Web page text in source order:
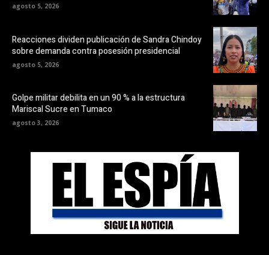
agosto 5, 2026
Reacciones dividen publicación de Sandra Chindoy
sobre demanda contra posesión presidencial
agosto 5, 2026
Golpe militar debilita en un 90 % a la estructura
Mariscal Sucre en Tumaco
agosto 3, 2026